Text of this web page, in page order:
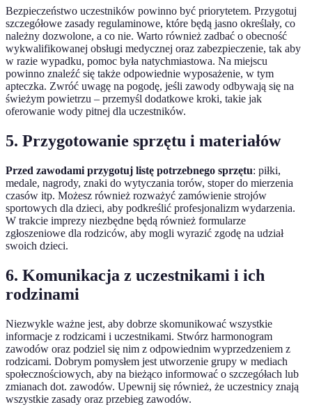
Bezpieczeństwo uczestników powinno być priorytetem. Przygotuj
szczegółowe zasady regulaminowe, które będą jasno określały, co
należny dozwolone, a co nie. Warto również zadbać o obecność
wykwalifikowanej obsługi medycznej oraz zabezpieczenie, tak aby
w razie wypadku, pomoc była natychmiastowa. Na miejscu
powinno znaleźć się także odpowiednie wyposażenie, w tym
apteczka. Zwróć uwagę na pogodę, jeśli zawody odbywają się na
świeżym powietrzu – przemyśl dodatkowe kroki, takie jak
oferowanie wody pitnej dla uczestników.
5. Przygotowanie sprzętu i materiałów
Przed zawodami przygotuj listę potrzebnego sprzętu: piłki,
medale, nagrody, znaki do wytyczania torów, stoper do mierzenia
czasów itp. Możesz również rozważyć zamówienie strojów
sportowych dla dzieci, aby podkreślić profesjonalizm wydarzenia.
W trakcie imprezy niezbędne będą również formularze
zgłoszeniowe dla rodziców, aby mogli wyrazić zgodę na udział
swoich dzieci.
6. Komunikacja z uczestnikami i ich
rodzinami
Niezwykle ważne jest, aby dobrze skomunikować wszystkie
informacje z rodzicami i uczestnikami. Stwórz harmonogram
zawodów oraz podziel się nim z odpowiednim wyprzedzeniem z
rodzicami. Dobrym pomysłem jest utworzenie grupy w mediach
społecznościowych, aby na bieżąco informować o szczegółach lub
zmianach dot. zawodów. Upewnij się również, że uczestnicy znają
wszystkie zasady oraz przebieg zawodów.